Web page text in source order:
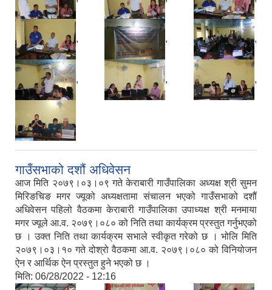
, , ,
, , ,
गाउँसभाको दशौं अधिवेसन
आज मिति २०७९।०३।०९ गते केराबारी गाउँपालिका अध्यक्ष श्री सुमन
मिरिङचिङ मगर ज्यूको अध्यक्षतामा संचालन भएको गाउँसभाको दशौं
अधिवेसन पहिलो वैठकमा केराबारी गाउँपालिका उपाध्यक्ष श्री मनमाया
मगर ज्यूले आ.व. २०७९।०८० को निति तथा कार्यक्रम प्रस्तुत गर्नुभएको
छ । उक्त निति तथा कार्यक्रम सभाले स्वीकृत गरेको छ । भोलि मिति
२०७९।०३।१० गते दोश्रो वैठकमा आ.व. २०७९।०८० को विनियोजन
ऐन र आर्थिक ऐन प्रस्तुत हुने भएको छ ।
मिति: 06/28/2022 - 12:16